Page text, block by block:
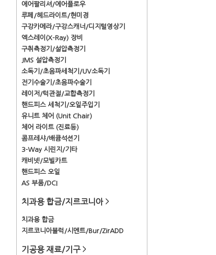
에어팔리셔/에어플로우
루페/헤드라이트/현미경
구강카메라/구강스캐너/디지털영상기
엑스레이(X-Ray) 장비
구취측정기/설압측정기
JMS 설압측정기
소독기/초음파세척기/UV소독기
전기수술기/초음파수술기
레이저/턱관절/교합측정기
핸드피스 세척기/오일주입기
유니트 체어 (Unit Chair)
체어 라이트 (진료등)
콤프레샤/배큠석션기
3-Way 시린지/기타
캐비넷/모빌카트
핸드피스 오일
AS 부품/DCI
치과용 합금/지르코니아 >
치과용 합금
지르코니아블럭/시멘트/Bur/ZirADD
기공용 재료/기구 >